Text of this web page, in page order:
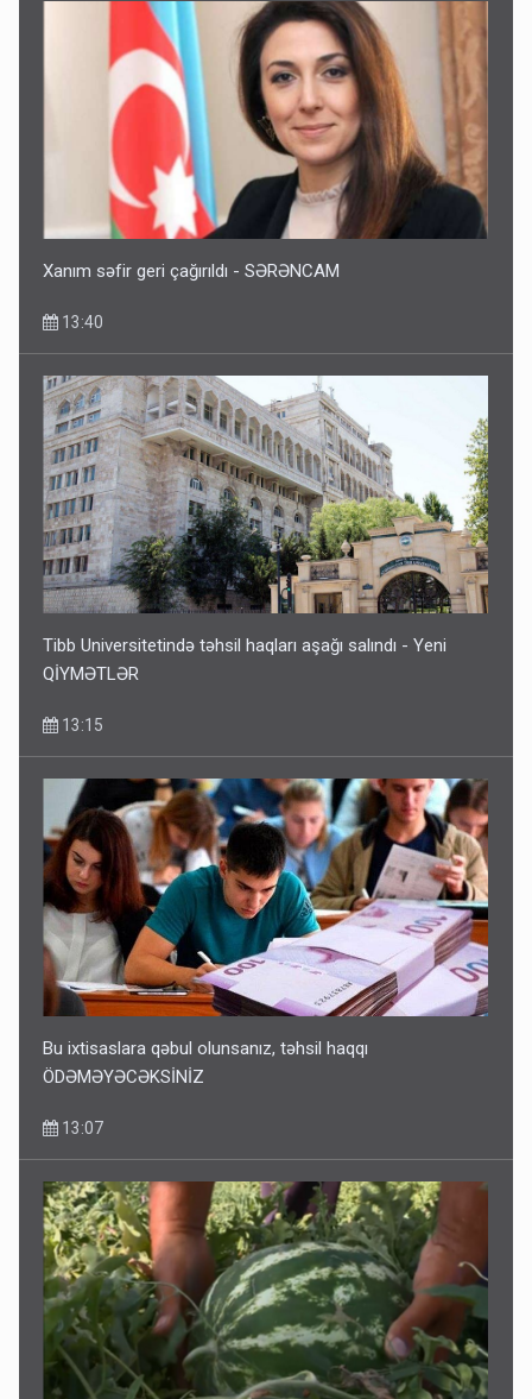
Xanım səfir geri çağırıldı - SƏRƏNCAM
13:40
Tibb Universitetində təhsil haqları aşağı salındı - Yeni
QİYMƏTLƏR
13:15
Bu ixtisaslara qəbul olunsanız, təhsil haqqı
ÖDƏMƏYƏCƏKSİNİZ
13:07